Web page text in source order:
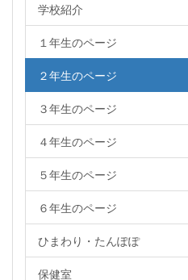
学校紹介
１年生のページ
２年生のページ
３年生のページ
４年生のページ
５年生のページ
６年生のページ
ひまわり・たんぽぽ
保健室